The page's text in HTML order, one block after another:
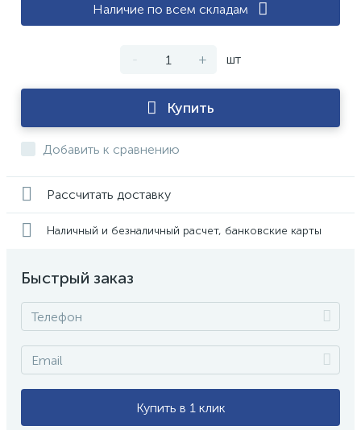
Наличие по всем складам
- + шт
Купить
Добавить к сравнению
Рассчитать доставку
Наличный и безналичный расчет, банковские карты
Быстрый заказ
Купить в 1 клик